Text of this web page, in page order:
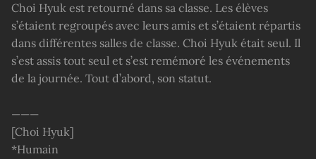
Choi Hyuk est retourné dans sa classe. Les élèves
s’étaient regroupés avec leurs amis et s’étaient répartis
dans différentes salles de classe. Choi Hyuk était seul. Il
s’est assis tout seul et s’est remémoré les événements
de la journée. Tout d’abord, son statut.
———
[Choi Hyuk]
*Humain